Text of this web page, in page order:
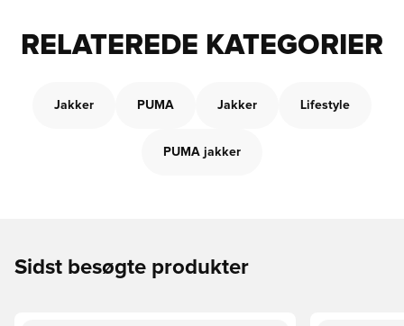
RELATEREDE KATEGORIER
Jakker PUMA Jakker Lifestyle
PUMA jakker
Sidst besøgte produkter